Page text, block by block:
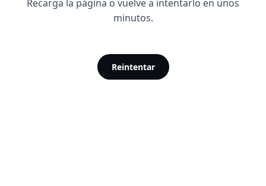
Recarga la página o vuelve a intentarlo en unos
minutos.
Reintentar